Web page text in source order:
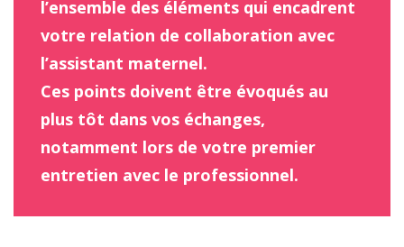
l’ensemble des éléments qui encadrent
votre relation de collaboration avec
l’assistant maternel.
Ces points doivent être évoqués au
plus tôt dans vos échanges,
notamment lors de votre premier
entretien avec le professionnel.